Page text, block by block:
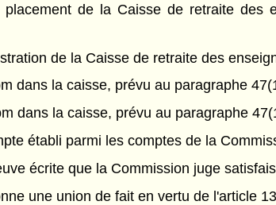
de la Caisse de retraite des
de la Caisse de retraite des
dans la caisse, prévu au paragraphe
dans la caisse, prévu au paragraphe
établi parmi les comptes de la
écrite que la Commission juge
une union de fait en vertu de l'article